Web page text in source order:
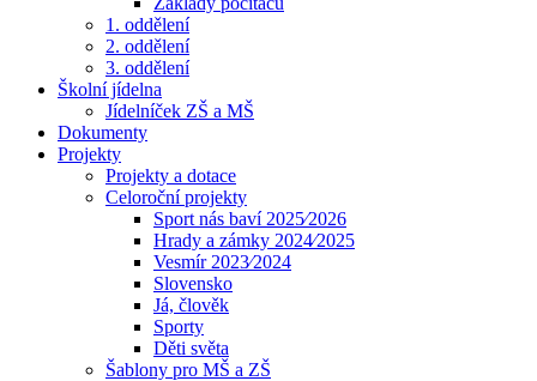
1. oddělení
2. oddělení
3. oddělení
Školní jídelna
Jídelníček ZŠ a MŠ
Dokumenty
Projekty
Projekty a dotace
Celoroční projekty
Sport nás baví 2025⁄2026
Hrady a zámky 2024⁄2025
Vesmír 2023⁄2024
Slovensko
Já, člověk
Sporty
Děti světa
Šablony pro MŠ a ZŠ